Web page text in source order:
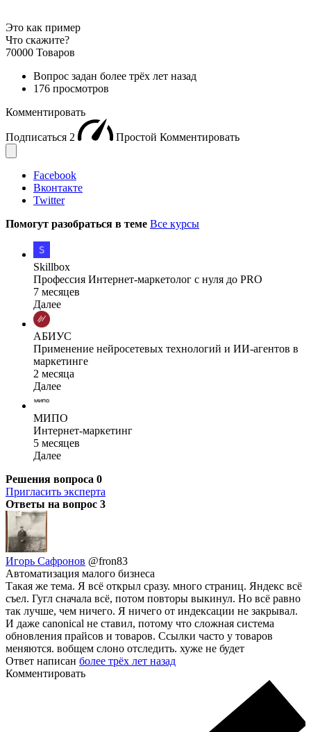
Это как пример
Что скажите?
70000 Товаров
Вопрос задан более трёх лет назад
176 просмотров
Комментировать
Подписаться 2 Простой Комментировать
Facebook
Вконтакте
Twitter
Помогут разобраться в теме Все курсы
Skillbox
Профессия Интернет-маркетолог с нуля до PRO
7 месяцев
Далее
АБИУС
Применение нейросетевых технологий и ИИ-агентов в
маркетинге
2 месяца
Далее
МИПО
Интернет-маркетинг
5 месяцев
Далее
Решения вопроса 0
Пригласить эксперта
Ответы на вопрос 3
Игорь Сафронов @fron83
Автоматизация малого бизнеса
Такая же тема. Я всё открыл сразу. много страниц. Яндекс всё
съел. Гугл сначала всё, потом повторы выкинул. Но всё равно
так лучше, чем ничего. Я ничего от индексации не закрывал.
И даже canonical не ставил, потому что сложная система
обновления прайсов и товаров. Ссылки часто у товаров
меняются. вобщем слоно отследить. хуже не будет
Ответ написан более трёх лет назад
Комментировать